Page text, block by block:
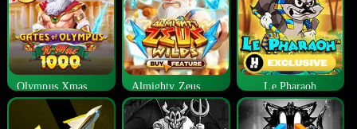
Le Pharaoh